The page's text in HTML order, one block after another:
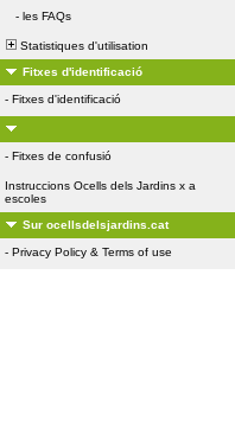
- les FAQs
Statistiques d'utilisation
Fitxes d'identificació
- Fitxes d'identificació
- Fitxes de confusió
Instruccions Ocells dels Jardins x a
escoles
Sur ocellsdelsjardins.cat
- Privacy Policy & Terms of use